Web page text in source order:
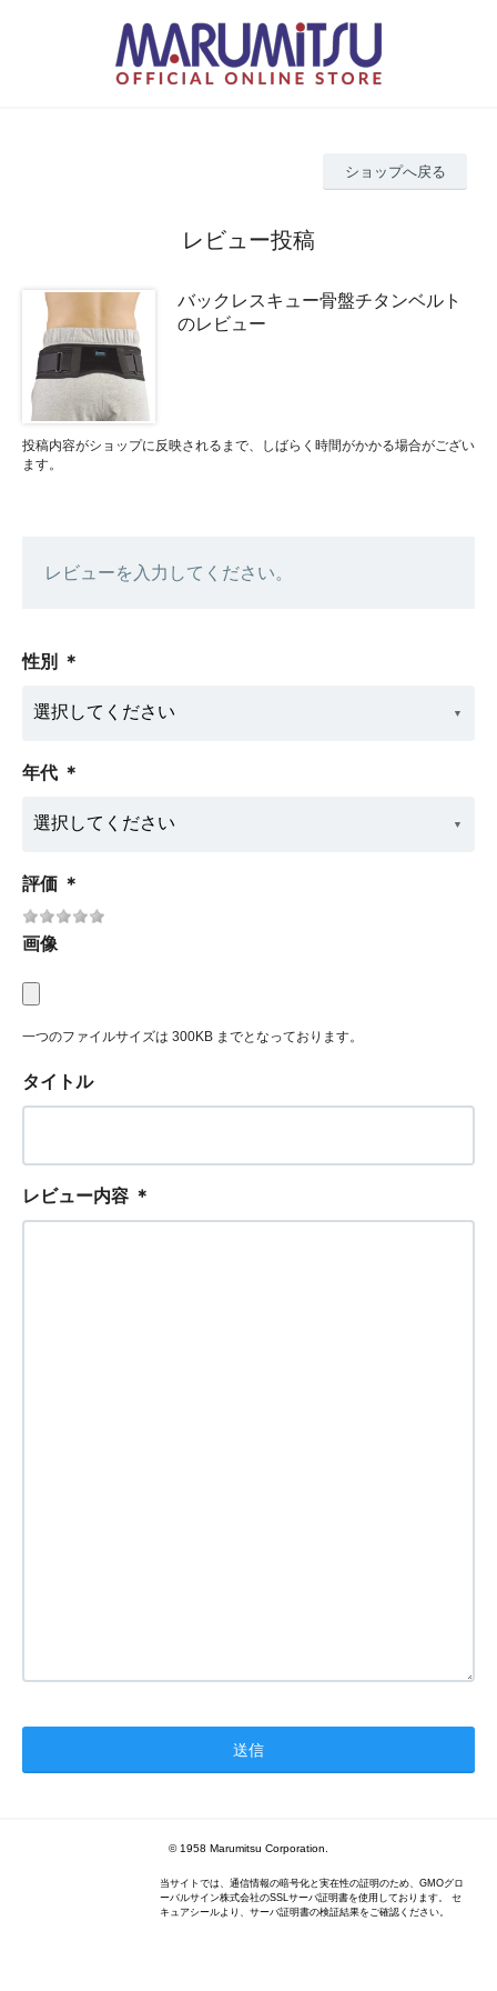
ショップへ戻る
レビュー投稿
バックレスキュー骨盤チタンベルト
のレビュー
投稿内容がショップに反映されるまで、しばらく時間がかかる場合がござい
ます。
レビューを入力してください。
性別 ＊
年代 ＊
評価 ＊
画像
一つのファイルサイズは 300KB までとなっております。
タイトル
レビュー内容 ＊
© 1958 Marumitsu Corporation.
当サイトでは、通信情報の暗号化と実在性の証明のため、GMOグロ
ーバルサイン株式会社のSSLサーバ証明書を使用しております。 セ
キュアシールより、サーバ証明書の検証結果をご確認ください。